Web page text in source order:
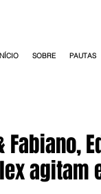
SOBRE PAUTAS
Fabiano,
agitam